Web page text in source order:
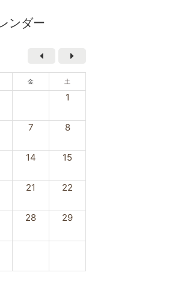
ンダー
金 土
1
7 8
14 15
21 22
28 29